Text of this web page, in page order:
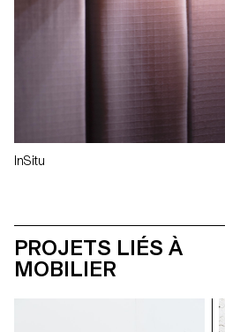
InSitu
PROJETS LIÉS À
MOBILIER